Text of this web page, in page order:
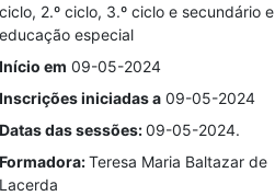
ciclo, 2.º ciclo, 3.º ciclo e secundário e
educação especial
Início em 09-05-2024
Inscrições iniciadas a09-05-2024
Datas das sessões:09-05-2024.
Formadora:Teresa Maria Baltazar de
Lacerda